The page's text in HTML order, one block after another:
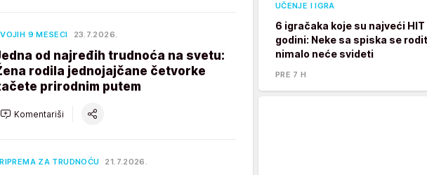
9 MESECI 23.7.2026.
od najređih trudnoća na svetu:
rodila jednojajčane četvorke
prirodnim putem
Komentariši
ZA TRUDNOĆU 21.7.2026.
UČENJE I IGRA
6 igračaka koje su najveći HIT
godini: Neke sa spiska se
nimalo neće svideti
PRE 7 H